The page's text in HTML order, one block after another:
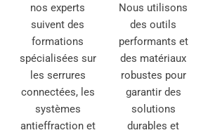
nos experts
suivent des
formations
spécialisées sur
les serrures
connectées, les
systèmes
antieffraction et
Nous utilisons
des outils
performants et
des matériaux
robustes pour
garantir des
solutions
durables et